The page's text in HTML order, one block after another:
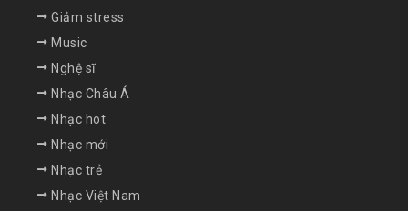
Giảm stress
Music
Nghệ sĩ
Nhạc Châu Á
Nhạc hot
Nhạc mới
Nhạc trẻ
Nhạc Việt Nam